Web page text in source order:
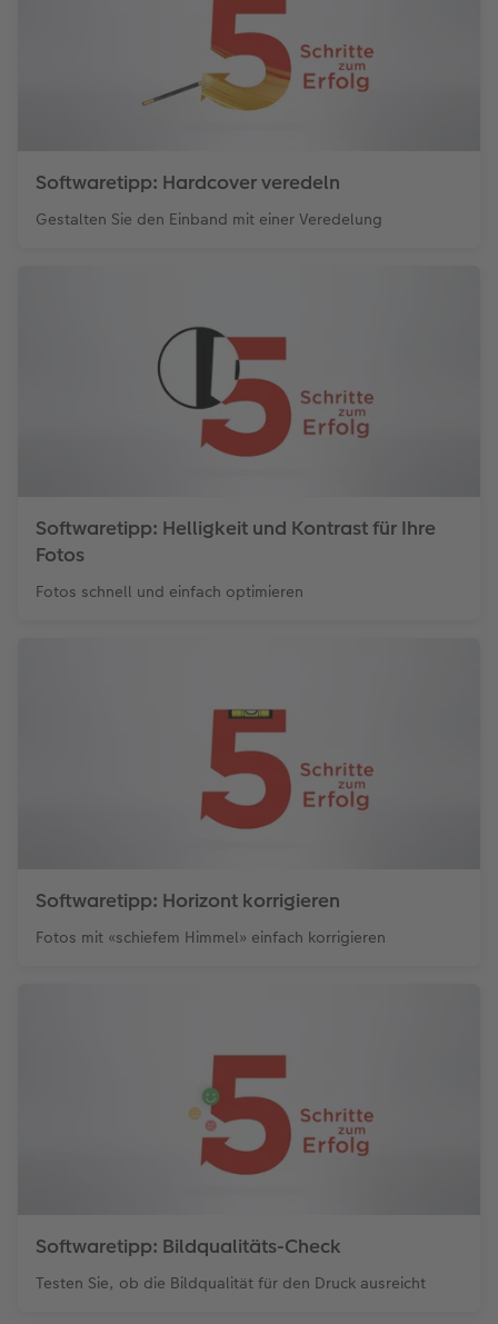
Softwaretipp: Hardcover veredeln
Gestalten Sie den Einband mit einer Veredelung
Softwaretipp: Helligkeit und Kontrast für Ihre
Fotos
Fotos schnell und einfach optimieren
Softwaretipp: Horizont korrigieren
Fotos mit «schiefem Himmel» einfach korrigieren
Softwaretipp: Bildqualitäts-Check
Testen Sie, ob die Bildqualität für den Druck ausreicht